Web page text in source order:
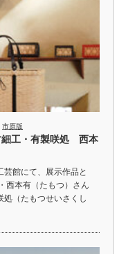
市原版
細工・有製咲処 西本
芸館にて、展示作品と
有（たもつ）さん
（たもつせいさくし